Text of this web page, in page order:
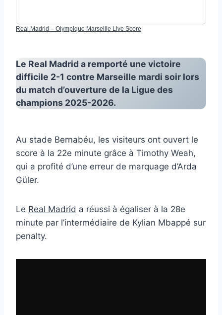
Real Madrid – Olympique Marseille Live Score
Le Real Madrid a remporté une victoire
difficile 2-1 contre Marseille mardi soir lors
du match d’ouverture de la Ligue des
champions 2025-2026.
Au stade Bernabéu, les visiteurs ont ouvert le
score à la 22e minute grâce à Timothy Weah,
qui a profité d’une erreur de marquage d’Arda
Güler.
Le Real Madrid a réussi à égaliser à la 28e
minute par l’intermédiaire de Kylian Mbappé sur
penalty.